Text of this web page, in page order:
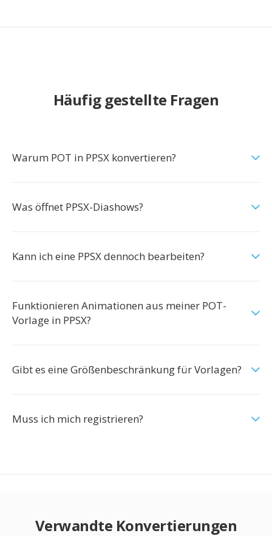
Häufig gestellte Fragen
Warum POT in PPSX konvertieren?
Was öffnet PPSX-Diashows?
Kann ich eine PPSX dennoch bearbeiten?
Funktionieren Animationen aus meiner POT-
Vorlage in PPSX?
Gibt es eine Größenbeschränkung für Vorlagen?
Muss ich mich registrieren?
Verwandte Konvertierungen